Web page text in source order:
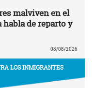
malviven en el
de reparto y
08/08/2026
LOS INMIGRANTES